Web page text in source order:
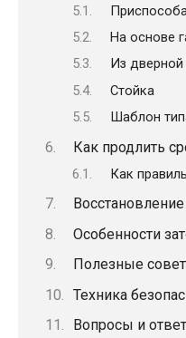
На основе
Из дверной
Стойка
Шаблон
Как продлить
Как
Особенности
Полезные
Техника
Вопросы и